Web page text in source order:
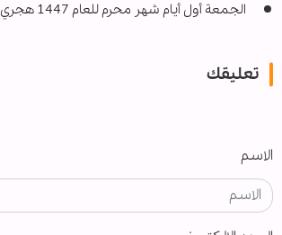
الجمعة أول أيام شهر محرم للعام 1447 هجري قمري
تعليقك
الاسم